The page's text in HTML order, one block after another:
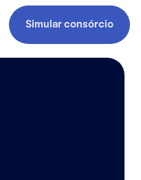
Simular consórcio